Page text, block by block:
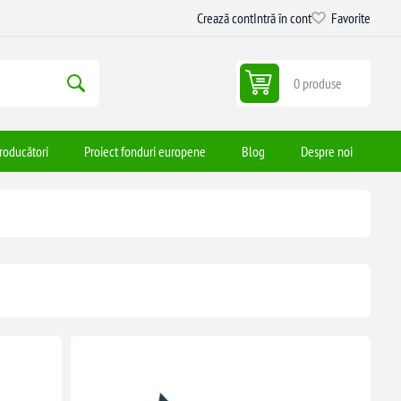
Crează contIntră în cont Favorite
0 produse
Proiect fonduri europene Blog Despre noi